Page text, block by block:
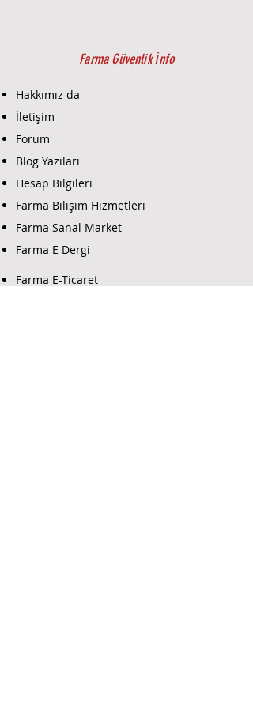
Farma Güvenlik İnfo
Hakkımız da
İletişim
Forum
Blog Yazıları
Hesap Bilgileri
Farma Bilişim Hizmetleri
Farma Sanal Market
Farma E Dergi
Farma E-Ticaret